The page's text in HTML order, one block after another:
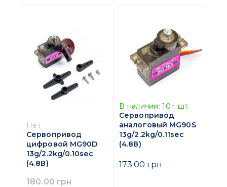
Нет
Сервопривод
цифровой MG90D
13g/2.2kg/0.10sec
(4.8В)
180.00 грн
В наличии: 10+ шт.
Сервопривод
аналоговый MG90S
13g/2.2kg/0.11sec
(4.8В)
173.00 грн